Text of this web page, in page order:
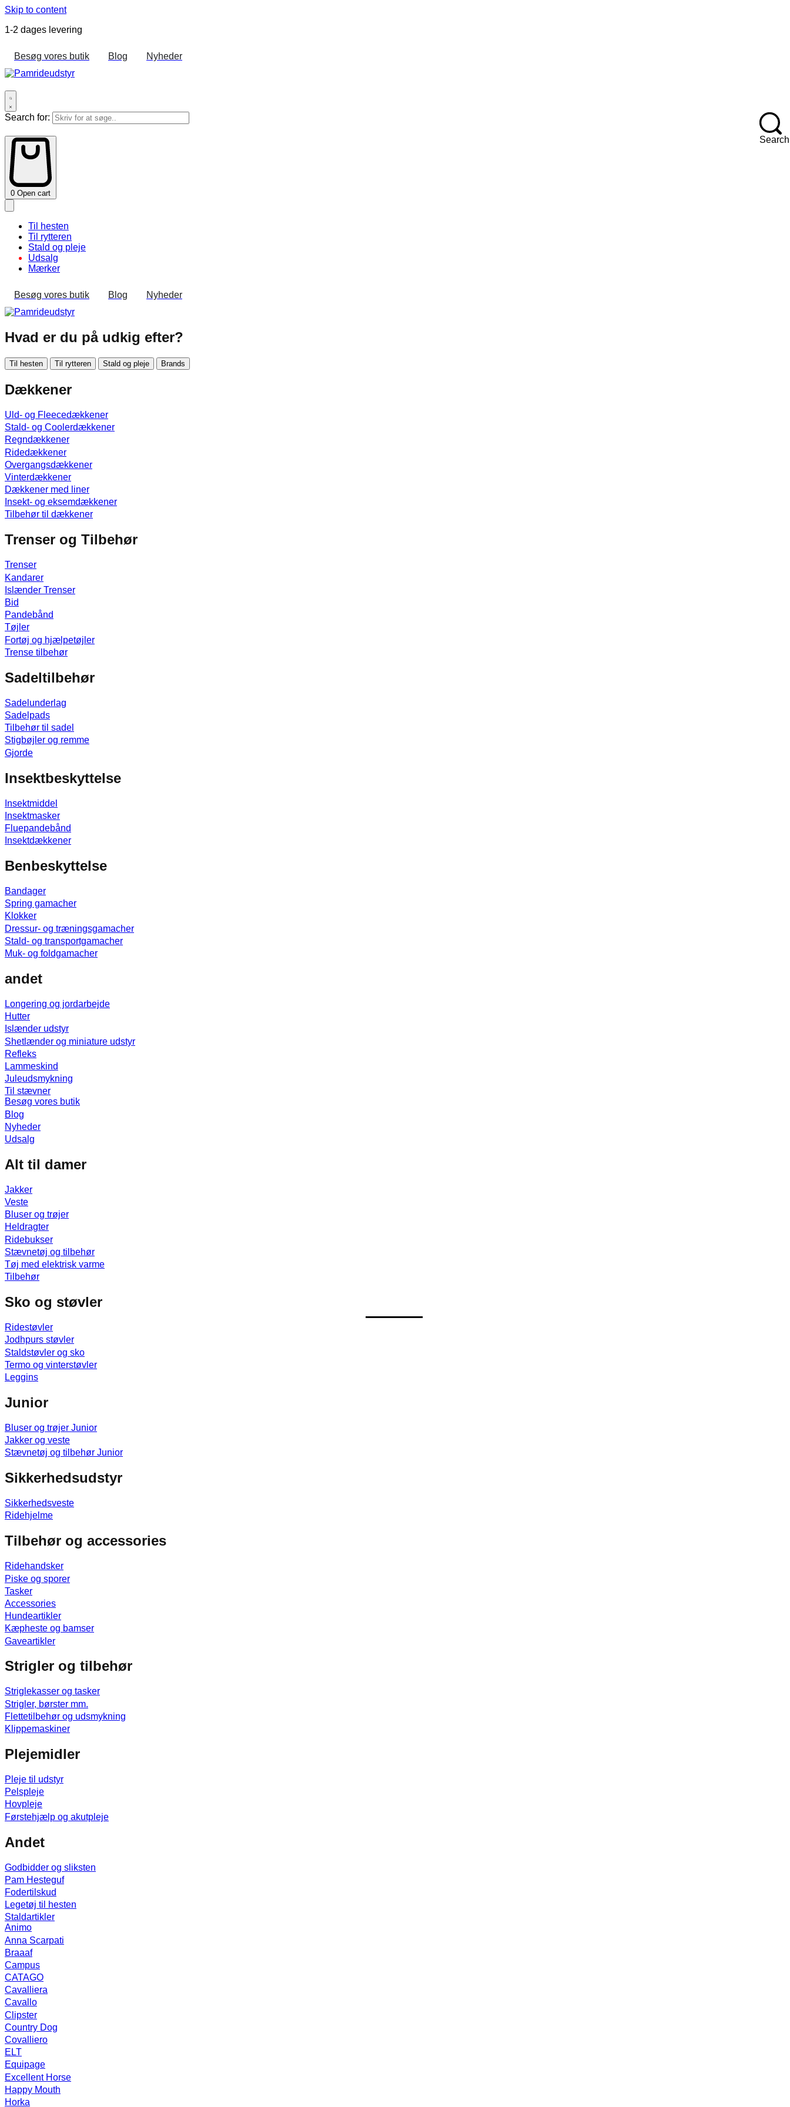
Skip to content
1-2 dages levering
Besøg vores butik Blog Nyheder
Search for:
Search
0 Open cart
Til hesten
Til rytteren
Stald og pleje
Udsalg
Mærker
Besøg vores butik Blog Nyheder
Hvad er du på udkig efter?
Til hesten Til rytteren Stald og pleje Brands
Dækkener
Uld- og Fleecedækkener
Stald- og Coolerdækkener
Regndækkener
Ridedækkener
Overgangsdækkener
Vinterdækkener
Dækkener med liner
Insekt- og eksemdækkener
Tilbehør til dækkener
Trenser og Tilbehør
Trenser
Kandarer
Islænder Trenser
Bid
Pandebånd
Tøjler
Fortøj og hjælpetøjler
Trense tilbehør
Sadeltilbehør
Sadelunderlag
Sadelpads
Tilbehør til sadel
Stigbøjler og remme
Gjorde
Insektbeskyttelse
Insektmiddel
Insektmasker
Fluepandebånd
Insektdækkener
Benbeskyttelse
Bandager
Spring gamacher
Klokker
Dressur- og træningsgamacher
Stald- og transportgamacher
Muk- og foldgamacher
andet
Longering og jordarbejde
Hutter
Islænder udstyr
Shetlænder og miniature udstyr
Refleks
Lammeskind
Juleudsmykning
Til stævner
Besøg vores butik
Blog
Nyheder
Udsalg
Alt til damer
Jakker
Veste
Bluser og trøjer
Heldragter
Ridebukser
Stævnetøj og tilbehør
Tøj med elektrisk varme
Tilbehør
Sko og støvler
Ridestøvler
Jodhpurs støvler
Staldstøvler og sko
Termo og vinterstøvler
Leggins
Junior
Bluser og trøjer Junior
Jakker og veste
Stævnetøj og tilbehør Junior
Sikkerhedsudstyr
Sikkerhedsveste
Ridehjelme
Tilbehør og accessories
Ridehandsker
Piske og sporer
Tasker
Accessories
Hundeartikler
Kæpheste og bamser
Gaveartikler
Strigler og tilbehør
Striglekasser og tasker
Strigler, børster mm.
Flettetilbehør og udsmykning
Klippemaskiner
Plejemidler
Pleje til udstyr
Pelspleje
Hovpleje
Førstehjælp og akutpleje
Andet
Godbidder og sliksten
Pam Hesteguf
Fodertilskud
Legetøj til hesten
Staldartikler
Animo
Anna Scarpati
Braaaf
Campus
CATAGO
Cavalliera
Cavallo
Clipster
Country Dog
Covalliero
ELT
Equipage
Excellent Horse
Happy Mouth
Horka